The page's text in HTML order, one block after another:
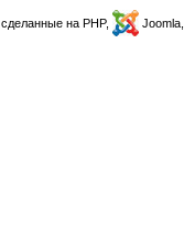
, сделанные на PHP, Joomla,